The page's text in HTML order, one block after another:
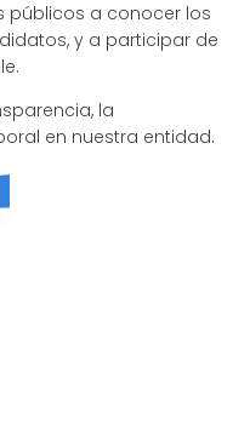
públicos a conocer los
y a participar de
la
en nuestra entidad.